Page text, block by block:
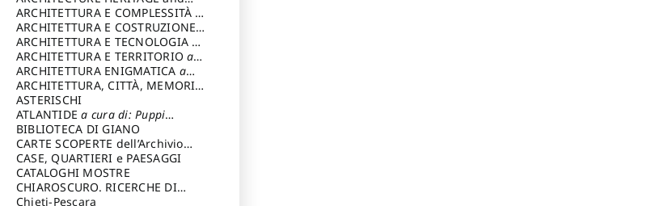
DESIGN
ARCHITETTURA E COMPLESSITÀ a
cura di: Piva Antonio
ARCHITETTURA E COSTRUZIONEa
cura di: Poretti Sergio
ARCHITETTURA E TECNOLOGIA a
cura di: Carrara Gianfranco
ARCHITETTURA E TERRITORIOa
cura di: Pietrogrande Enrico
ARCHITETTURA ENIGMATICA a
cura di: Lenci Ruggero
ARCHITETTURA, CITTÀ, MEMORIA
a cura di: Valeriani Enrico
ASTERISCHI
ATLANTIDEa cura di: Puppi
Lionello
BIBLIOTECA DI GIANO
CARTE SCOPERTE dell’Archivio
Storico Capitolino
CASE, QUARTIERI e PAESAGGI
CATALOGHI MOSTRE
CHIAROSCURO. RICERCHE DI
STORIA E STORIA DELL'ARTE
Chieti-Pescara